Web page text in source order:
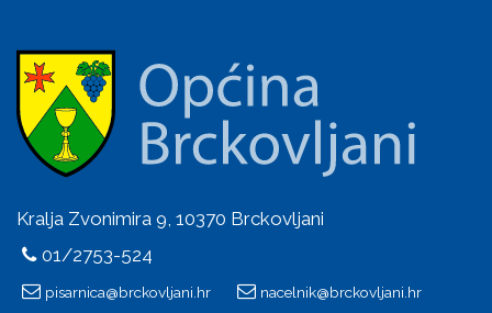
Kralja Zvonimira 9, 10370 Brckovljani
01/2753-524
pisarnica@brckovljani.hr nacelnik@brckovljani.hr